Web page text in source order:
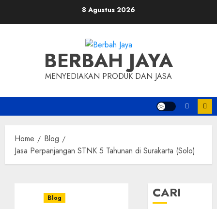
8 Agustus 2026
BERBAH JAYA
MENYEDIAKAN PRODUK DAN JASA
Home
Blog
Jasa Perpanjangan STNK 5 Tahunan di Surakarta (Solo)
Blog CARI